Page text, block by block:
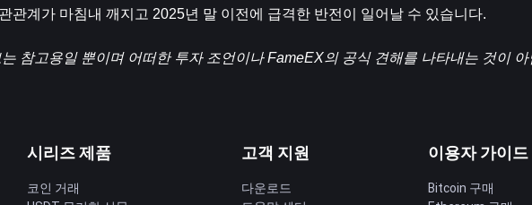
관계가 마침내 깨지고 2025년 말 이전에 급격한 반전이 일어날 수 있습니다.
참고용일 뿐이며 어떠한 투자 조언이나 FameEX의 공식 견해를 나타내는 것이 아
시리즈 제품
코인 거래
고객 지원
다운로드
이용자 가이드
Bitcoin 구매